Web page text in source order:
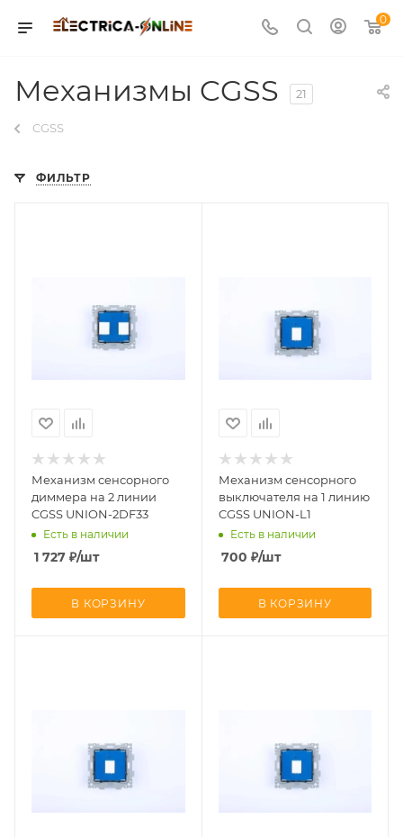
0
Механизмы CGSS 21
CGSS
ФИЛЬТР
Механизм сенсорного
диммера на 2 линии
CGSS UNION-2DF33
Есть в наличии
1 727 ₽/шт
В КОРЗИНУ
Механизм сенсорного
выключателя на 1 линию
CGSS UNION-L1
Есть в наличии
700 ₽/шт
В КОРЗИНУ